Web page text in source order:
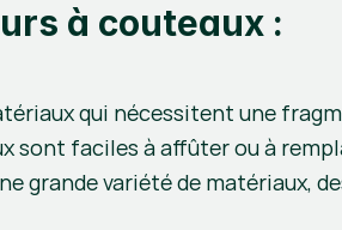
à couteaux :
qui nécessitent une
sont faciles à affûter ou à
grande variété de matériaux,